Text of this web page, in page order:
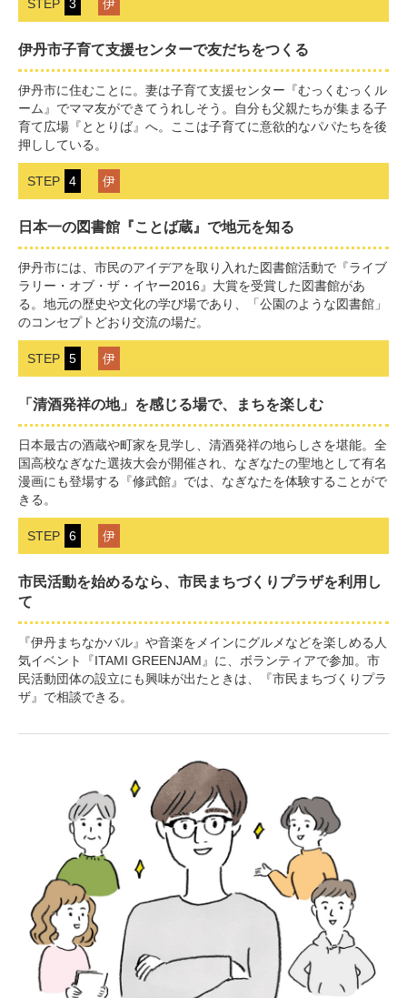
STEP 3 伊
伊丹市子育て支援センターで友だちをつくる
伊丹市に住むことに。妻は子育て支援センター『むっくむっくル
ーム』でママ友ができてうれしそう。自分も父親たちが集まる子
育て広場『ととりば』へ。ここは子育てに意欲的なパパたちを後
押ししている。
STEP 4 伊
日本一の図書館『ことば蔵』で地元を知る
伊丹市には、市民のアイデアを取り入れた図書館活動で『ライブ
ラリー・オブ・ザ・イヤー2016』大賞を受賞した図書館があ
る。地元の歴史や文化の学び場であり、「公園のような図書館」
のコンセプトどおり交流の場だ。
STEP 5 伊
「清酒発祥の地」を感じる場で、まちを楽しむ
日本最古の酒蔵や町家を見学し、清酒発祥の地らしさを堪能。全
国高校なぎなた選抜大会が開催され、なぎなたの聖地として有名
漫画にも登場する『修武館』では、なぎなたを体験することがで
きる。
STEP 6 伊
市民活動を始めるなら、市民まちづくりプラザを利用し
て
『伊丹まちなかバル』や音楽をメインにグルメなどを楽しめる人
気イベント『ITAMI GREENJAM』に、ボランティアで参加。市
民活動団体の設立にも興味が出たときは、『市民まちづくりプラ
ザ』で相談できる。